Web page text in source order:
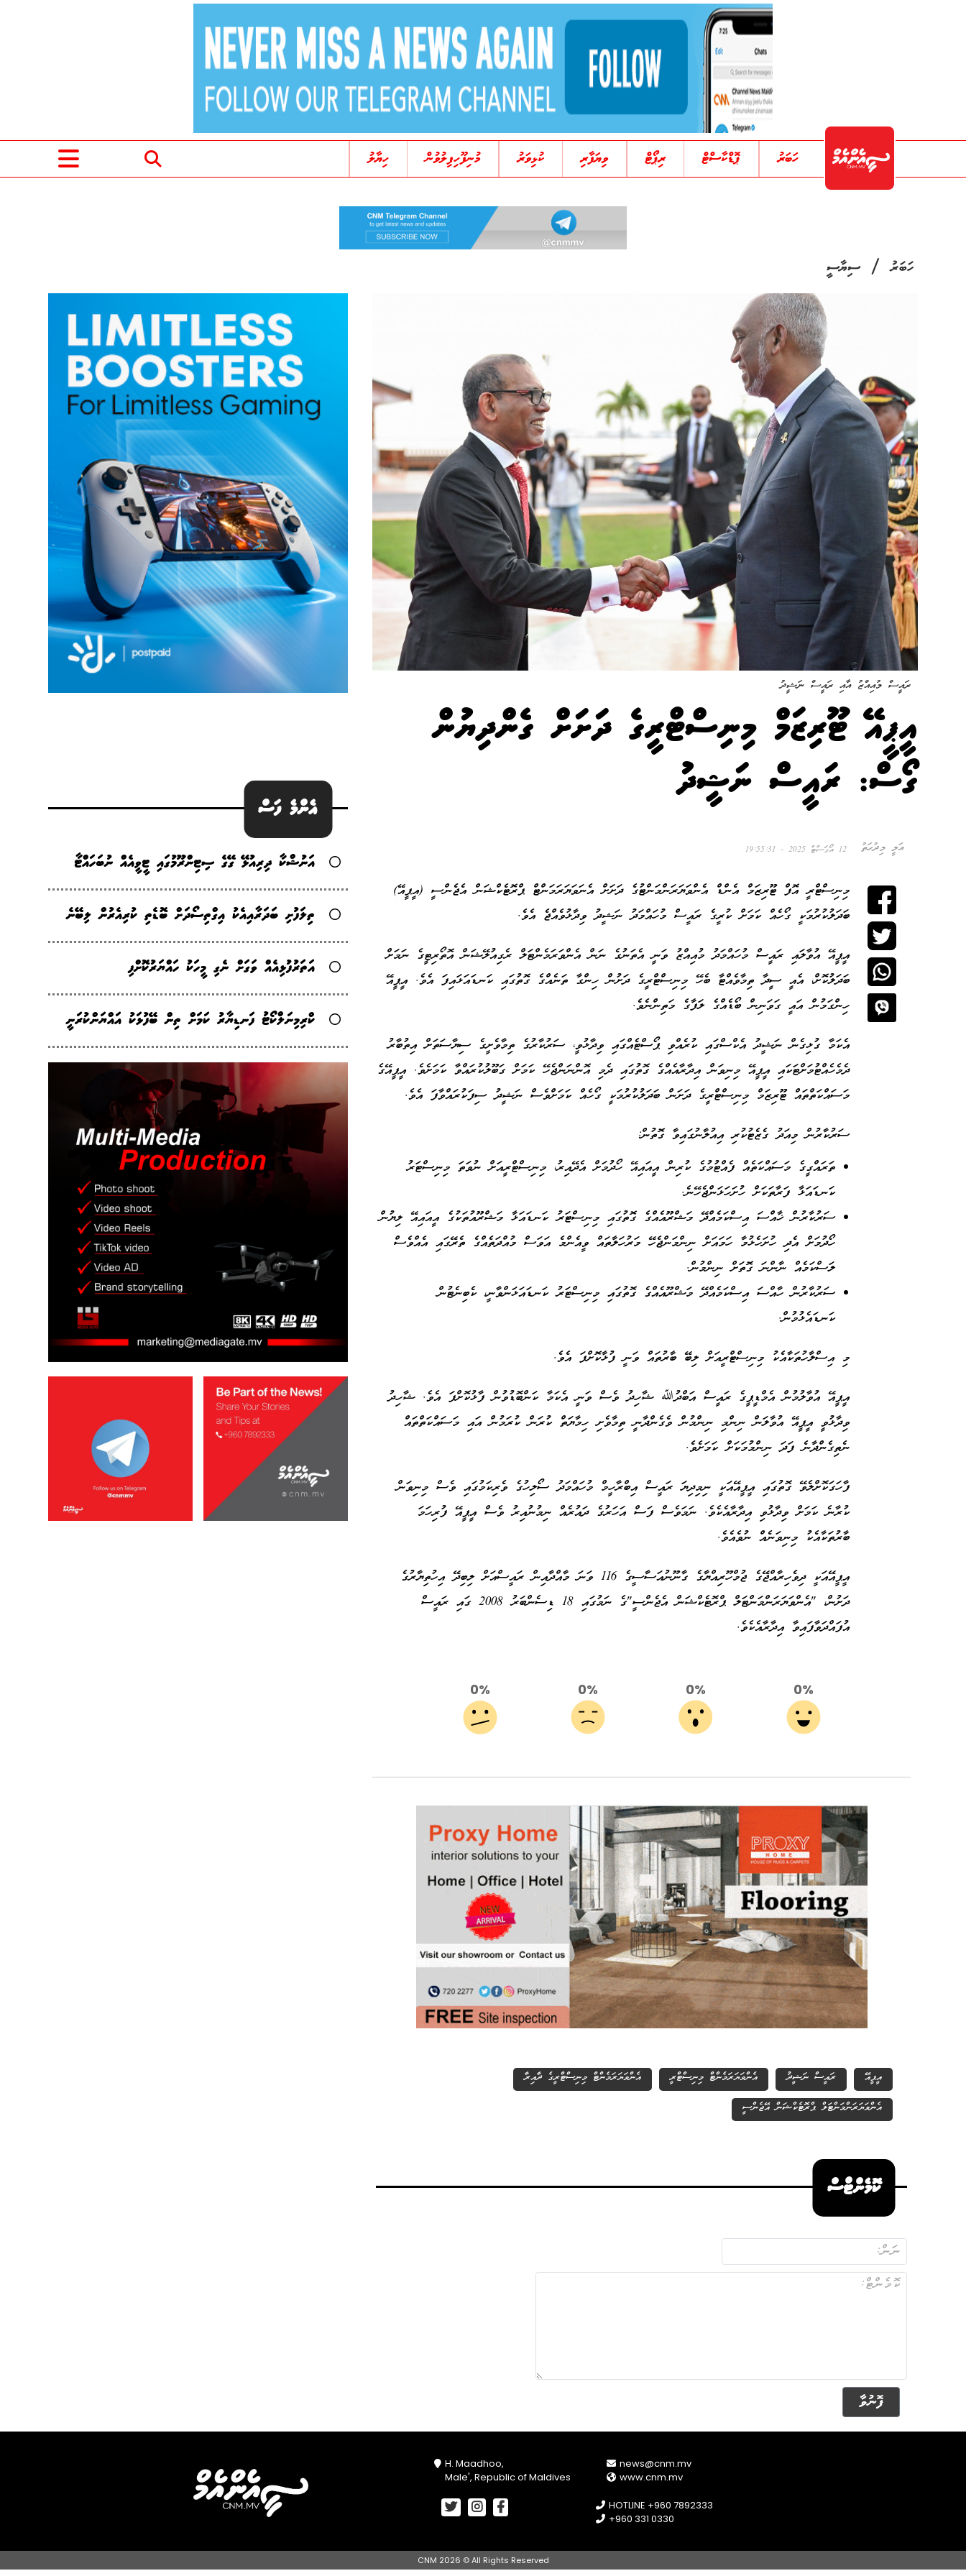
ހަބަރު ޕޮޑްކާސްޓް ރިޕޯޓް ވިޔަފާރި ކުޅިވަރު މުނިފޫހިފިލުވުން ހިޔާލު
ހަބަރު/ސިޔާސީ
ރައީސް މުއިއްޒު އާއި ރައީސް ނަޝީދު
އީޕީއޭ ޓޫރިޒަމް މިނިސްޓްރީގެ ދަށަށް ގެންދިޔުން
ގޯސް: ރައީސް ނަޝީދު
އަލީ މިދުހަތު 12 އޯގަސްޓް 2025 - 19:55:31
މިނިސްޓްރީ އޮފް ޓޫރިޒަމް އެންޑް އެންވަޔަރަންމަންޓުގެ ދަށަށް އެނަވަޔަރަމަންޓް ޕްރޮޓެކްޝަން އެޖެންސީ (އީޕީއޭ)
ބަދަލުކުރުމަކީ ގޯހެއް ކަމަށް ކުރީގެ ރައީސް މުހައްމަދު ނަޝީދު ވިދާޅުވެއްޖެ އެވެ.
އީޕީއޭ އުވާލައި ރައީސް މުހައްމަދު މުއިއްޒު ވަނީ އެތަނުގެ ނަން އެންވަރަމެންޓަލް ރެގިއުލޭޝަން އޮތޯރިޓީގެ ނަމަށް
ބަދަލުކޮށް، އެއީ ސީދާ ތިމާވެއްޓާ ބެހޭ މިނިސްޓްރީގެ ދަށުން ހިންގާ ތަނެއްގެ ގޮތުގައި ކަނޑައަޅައިފަ އެވެ. އީޕީއޭ
ހިންގަމުން އައީ ގަވަނިން ބޯޑެއްގެ ލަފާގެ މަތިންނެވެ.
އެކަމާ ގުޅިގެން ނަޝީދު އެކްސްގައި ކުރެއްވި ޕޯސްޓެއްގައި ވިދާޅުވީ، ސަރުކާރުގެ ތިމާވެށީގެ ސިޔާސަތަށް އިތުބާރު
ދެމެހެއްޓުމަށްޓަކައި އީޕީއޭ މިނިވަން އިދާރާއެއްގެ ގޮތުގައި ދެމި އޮންނަންޖެހޭ ކަމަށް ގަބޫލުކުރައްވާ ކަމަށެވެ. އީޕީއޭގެ
މަސައްކަތްތައް ޓޫރިޒަމް މިނިސްޓްރީގެ ދަށަން ބަދަލުކުރުމަކީ ގޯހެއް ކަމަށްވެސް ނަޝީދު ސިފަކުރައްވާފަ އެވެ.
ސަރުކާރުން މިއަދު ގެޒެޓުކުރި އިއުލާނުގައިވާ ގޮތުން:
ތަރައްގީގެ މަސައްކަތެއް ފެއްޓުމުގެ ކުރިން އީއައިއޭ ހޯދުމަށް އެދޭއިރު، މިނިސްޓްރީއަށް ނުވަތަ މިނިސްޓަރު
ކަނޑައަޅާ ފަރާތަކަށް ހުށަހަޅަންޖެހޭނެ.
ސަރުކާރުން ޚާއްސަ އިސްކަމެއްދޭ މަޝްރޫއެއްގެ ގޮތުގައި މިނިސްޓަރު ކަނޑައަޅާ މަޝްރޫއުތަކުގެ އީއައިއޭ ލިޔުން
ހޯދުމަށް އެދި ހުށަހެޅުމާ ހަމައަށް ނިންމަންޖެހޭ މަރުހަލާތައް ވީއެންމެ އަވަސް މުއްދަތެއްގެ ތެރޭގައި އެއްވެސް
ލަސްކަމެއް ނާންނަ ގޮތަށް ނިންމުން.
ސަރުކާރުން ހާއްސަ އިސްކަމެއްދޭ މަޝްރޫއެއްގެ ގޮތުގައި މިނިސްޓަރު ކަނޑައަޅަންވާނީ، ކެބިނެޓުން
ކަނޑައެޅުމުން.
މި އިސްލާހުތަކާއެކު މިނިސްޓްރީއަށް ލިބޭ ބާރުތައް ވަނީ ފުޅާކޮށްފަ އެވެ.
އީޕީއޭ އުވާލުމުން އެމްޑީޕީގެ ރައީސް އަބްދުﷲ ޝާހިދު ވެސް ވަނީ އެކަމާ ކަންބޮޑުވުން ފާޅުކޮށްފަ އެވެ. ޝާހިދު
ވިދާޅުވީ އީޕީއޭ އުވާލަން ނިންމި ނިންމުން ވެގެންދާނީ ތިމާވެށި ހިމާޔަތް ކުރަން ކުރަމުން އައި މަސައްކަތްތައް
ނެތިގެންދާނެ ފަދަ ނިންމުމަކަށް ކަމަށެވެ.
ފާހަގަކޮށްލެވޭ ގޮތުގައި އީޕީއޭއަކީ ނިމިދިޔަ ރައީސް އިބްރާހީމް މުހައްމަދު ސޯލިހުގެ ވެރިކަމުގައި ވެސް މިނިވަން
ކުރާނެ ކަމަށް ވިދާޅުވި އިދާރާއެކެވެ. ނަމަވެސް ފަސް އަހަރުގެ ދައުރެއް ނިމުނުއިރު ވެސް އީޕީއޭ ފުރިހަމަ
ބާރުތަކާއެކު މިނިވަނެއް ނުވެއެވެ.
އީޕީއޭއަކީ ދިވެހިރާއްޖޭގެ ޖުމްހޫރިއްޔާގެ ގާނޫނުއަސާސީގެ 116 ވަނަ މާއްދާއިން ރައީސްއަށް ލިބިދޭ އިހުތިޔާރުގެ
ދަށުން، "އެންވަޔަރަންމަންޓަލް ޕްރޮޓެކްޝަން އެޖެންސީ"ގެ ނަމުގައި 18 ޑިސެންބަރު 2008 ގައި ރައީސް
އުފައްދަވާފައިވާ އިދާރާއެކެވެ.
0%
0%
0%
0%
އީޕީއޭ ރައީސް ނަޝީދު އެންވަޔަރަމެންޓް މިނިސްޓްރީ
އެންވަޔަރަމެންޓް މިނިސްޓްރީގެ ދާއިރާ
އެންވަޔަރަންމަންޓަލް ޕްރޮޓެކްޝަން އޭޖެންސީ
ކޮމެންޓްސް
ފޮނުވާ
އެންމެ ފަސް
އަނުޝްކާ ދިރިއުޅޭ ގޭގެ ސިޓިންރޫމުގައި ޓީވީއެއް ނުބަހައްޓާ
ތިލަފުށި ބަދަރާއިއެކު އިގްތިސޯދަށް ބޮޑެތި ކުރިއެރުން ލިބޭނެ
އަތަރުފުޅިއެއް ވަގަށް ނެގި މީހަކު ހައްޔަރުކޮށްފި
ކްރިމިނަލްކޯޓު ފަނޑިޔާރު ކަމަށް ތިން ބޭފުޅަކު އައްޔަންކުރަނީ
H. Maadhoo,
Male', Republic of Maldives
news@cnm.mv
www.cnm.mv
HOTLINE +960 7892333
+960 331 0330
CNM 2026 © All Rights Reserved